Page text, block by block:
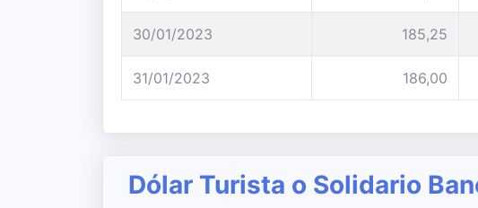
30/01/2023 185,25
31/01/2023 186,00
Dólar Turista o Solidario